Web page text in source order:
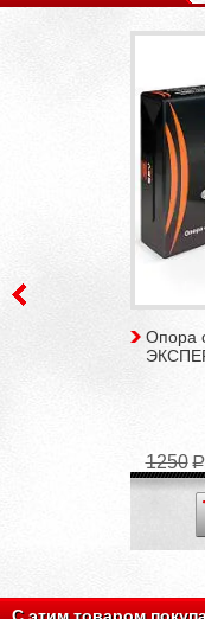
Опора
1250